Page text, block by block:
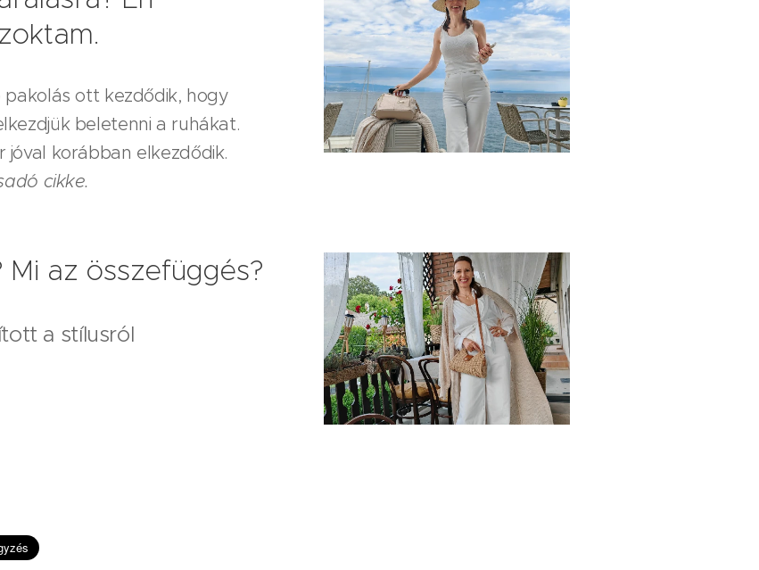
pakolás ott kezdődik, hogy
beletenni a ruhákat.
jóval korábban elkezdődik.
cikke.
az összefüggés?
a stílusról